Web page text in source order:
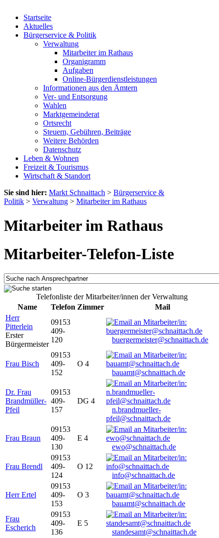
Startseite
Aktuelles
Bürgerservice & Politik
Verwaltung
Mitarbeiter im Rathaus
Organigramm
Aufgaben
Online-Bürgerdienstleistungen
Informationen aus den Ämtern
Ver- und Entsorgung
Wahlen
Marktgemeinderat
Ortsrecht
Steuern, Gebühren, Beiträge
Weitere Behörden
Datenschutz
Leben & Wohnen
Freizeit & Tourismus
Wirtschaft & Standort
Sie sind hier: Markt Schnaittach > Bürgerservice &
Politik > Verwaltung > Mitarbeiter im Rathaus
Mitarbeiter im Rathaus
Mitarbeiter-Telefon-Liste
Telefonliste der Mitarbeiter/innen der Verwaltung
Name
Telefon Zimmer
Mail
Herr
Pitterlein
Erster
Bürgermeister
09153
409-
120
buergermeister@schnaittach.de
Frau Bisch
09153
409-
152
O 4
bauamt@schnaittach.de
Dr. Frau
Brandmüller-
Pfeil
09153
409-
157
DG 4
n.brandmueller-
pfeil@schnaittach.de
Frau Braun
09153
409-
130
E 4
ewo@schnaittach.de
Frau Brendl
09153
409-
124
O 12
info@schnaittach.de
Herr Ertel
09153
409-
153
O 3
bauamt@schnaittach.de
Frau
Escherich
09153
409-
136
E 5
standesamt@schnaittach.de